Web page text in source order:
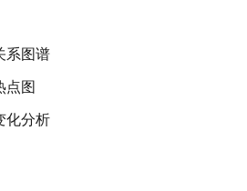
系图谱
点图
化分析